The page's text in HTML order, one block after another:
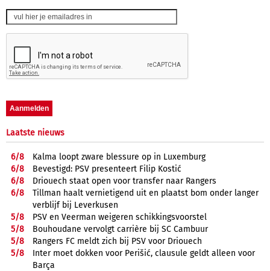
Laatste nieuws
6/8
Kalma loopt zware blessure op in Luxemburg
6/8
Bevestigd: PSV presenteert Filip Kostić
6/8
Driouech staat open voor transfer naar Rangers
6/8
Tillman haalt vernietigend uit en plaatst bom onder langer
verblijf bij Leverkusen
5/8
PSV en Veerman weigeren schikkingsvoorstel
5/8
Bouhoudane vervolgt carrière bij SC Cambuur
5/8
Rangers FC meldt zich bij PSV voor Driouech
5/8
Inter moet dokken voor Perišić, clausule geldt alleen voor
Barça